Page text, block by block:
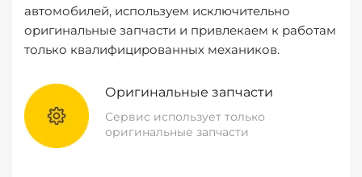
автомобилей, используем исключительно
оригинальные запчасти и привлекаем к работам
только квалифицированных механиков.
Оригинальные запчасти
Сервис использует только
оригинальные запчасти